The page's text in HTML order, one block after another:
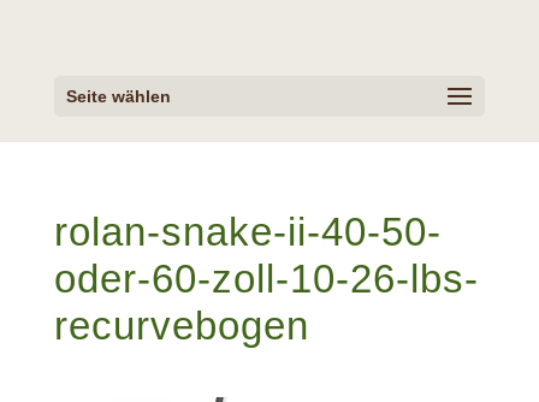
Seite wählen
rolan-snake-ii-40-50-
oder-60-zoll-10-26-lbs-
recurvebogen